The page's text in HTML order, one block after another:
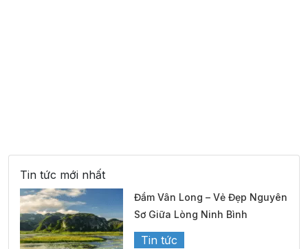
Tin tức mới nhất
Đầm Vân Long – Vẻ Đẹp Nguyên
Sơ Giữa Lòng Ninh Bình
Tin tức